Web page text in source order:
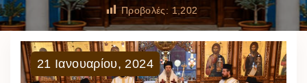
Προβολές: 1,202
21 Ιανουαρίου, 2024